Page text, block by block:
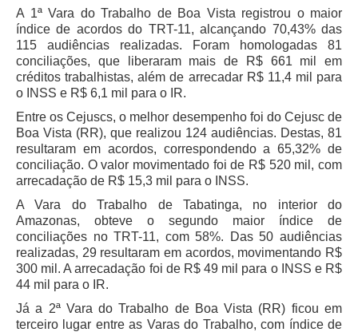
Automação e IA
Governança
Governança de TI
Gestão Estratégica
Governança das Contratações Obras
Rede de Governança Colaborativa
Gestão de Riscos
Laboratório de Inovação
Assessoria de Governança de Gestão de Pessoas
Sites Institucionais
Centro de Memória
A 1ª Vara do Trabalho de Boa Vista registrou o maior
índice de acordos do TRT-11, alcançando 70,43% das
115 audiências realizadas. Foram homologadas 81
conciliações, que liberaram mais de R$ 661 mil em
créditos trabalhistas, além de arrecadar R$ 11,4 mil para
o INSS e R$ 6,1 mil para o IR.
Entre os Cejuscs, o melhor desempenho foi do Cejusc de
Boa Vista (RR), que realizou 124 audiências. Destas, 81
resultaram em acordos, correspondendo a 65,32% de
conciliação. O valor movimentado foi de R$ 520 mil, com
arrecadação de R$ 15,3 mil para o INSS.
A Vara do Trabalho de Tabatinga, no interior do
Amazonas, obteve o segundo maior índice de
conciliações no TRT-11, com 58%. Das 50 audiências
realizadas, 29 resultaram em acordos, movimentando R$
300 mil. A arrecadação foi de R$ 49 mil para o INSS e R$
44 mil para o IR.
Já a 2ª Vara do Trabalho de Boa Vista (RR) ficou em
terceiro lugar entre as Varas do Trabalho, com índice de